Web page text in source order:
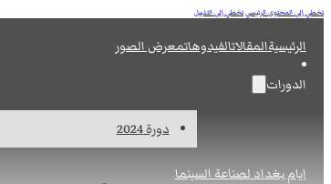
تخطي إلى المحتوى الرئيسيتخطي إلى التذييل
الرئيسيةالمقالاتالفيدوهاتمعرض الصور
الدورات
دورة 2024
ايام بغداد لصناعة السينما